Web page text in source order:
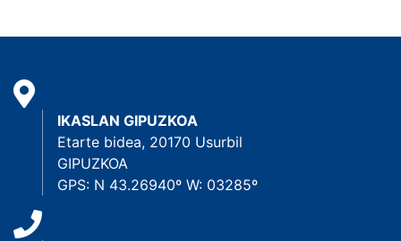
IKASLAN GIPUZKOA
Etarte bidea, 20170 Usurbil
GIPUZKOA
GPS: N 43.26940º W: 03285º